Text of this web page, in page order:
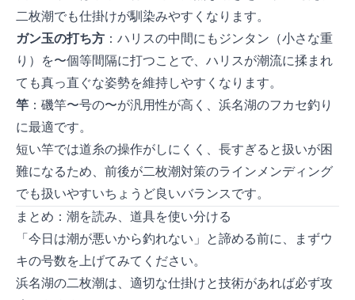
二枚潮でも仕掛けが馴染みやすくなります。
ガン玉の打ち方 ：ハリスの中間にもジンタン（小さな重
り）を2〜3個等間隔に打つことで、ハリスが潮流に揉まれ
ても真っ直ぐな姿勢を維持しやすくなります。
竿 ：磯竿1〜1.5号の5〜5.3mが汎用性が高く、浜名湖のフカセ釣り
に最適です。
短い竿では道糸の操作がしにくく、長すぎると扱いが困
難になるため、5m前後が二枚潮対策のラインメンディング
でも扱いやすいちょうど良いバランスです。
まとめ：潮を読み、道具を使い分ける
「今日は潮が悪いから釣れない」と諦める前に、まずウ
キの号数を上げてみてください。
浜名湖の二枚潮は、適切な仕掛けと技術があれば必ず攻